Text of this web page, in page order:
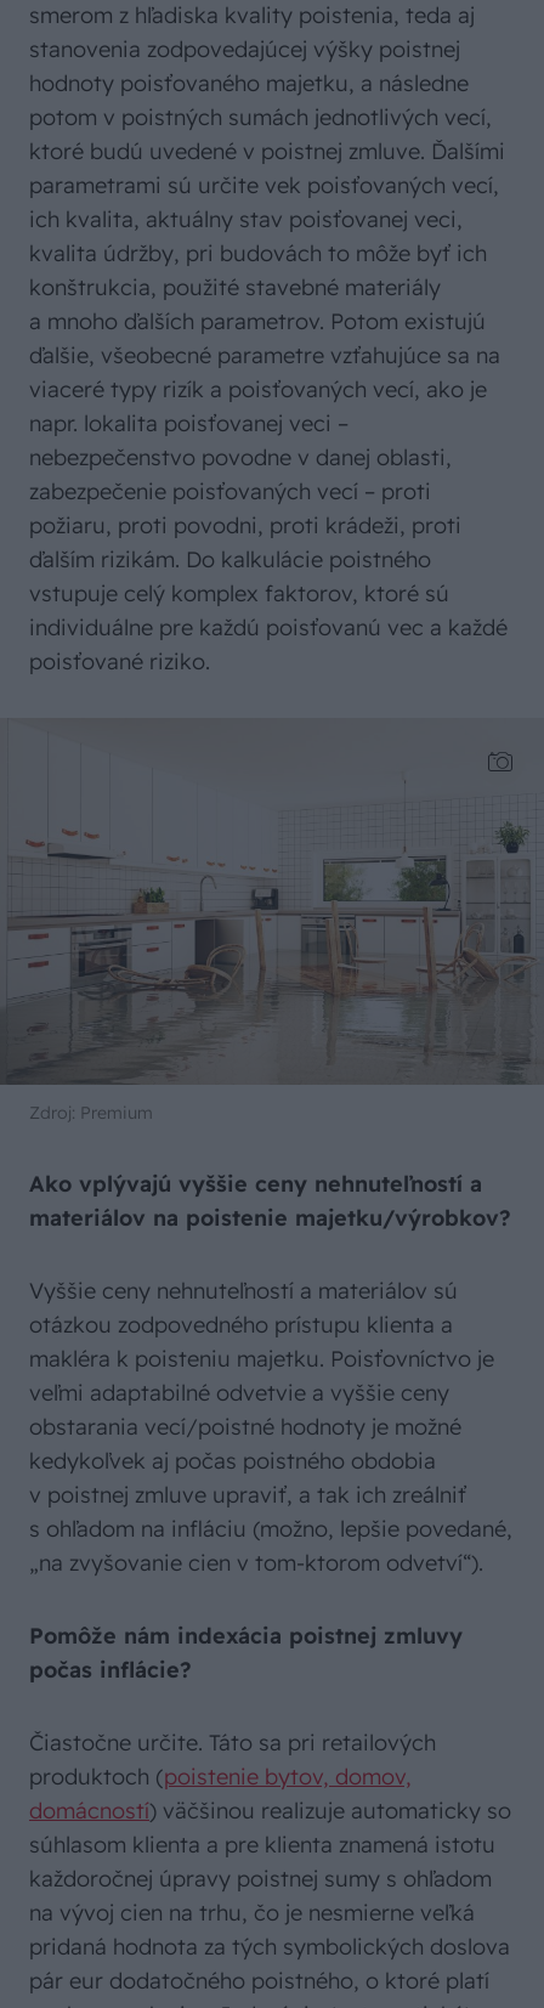
smerom z hľadiska kvality poistenia, teda aj
stanovenia zodpovedajúcej výšky poistnej
hodnoty poisťovaného majetku, a následne
potom v poistných sumách jednotlivých vecí,
ktoré budú uvedené v poistnej zmluve. Ďalšími
parametrami sú určite vek poisťovaných vecí,
ich kvalita, aktuálny stav poisťovanej veci,
kvalita údržby, pri budovách to môže byť ich
konštrukcia, použité stavebné materiály
a mnoho ďalších parametrov. Potom existujú
ďalšie, všeobecné parametre vzťahujúce sa na
viaceré typy rizík a poisťovaných vecí, ako je
napr. lokalita poisťovanej veci –
nebezpečenstvo povodne v danej oblasti,
zabezpečenie poisťovaných vecí – proti
požiaru, proti povodni, proti krádeži, proti
ďalším rizikám. Do kalkulácie poistného
vstupuje celý komplex faktorov, ktoré sú
individuálne pre každú poisťovanú vec a každé
poisťované riziko.
Zdroj: Premium
Ako vplývajú vyššie ceny nehnuteľností a
materiálov na poistenie majetku/výrobkov?
Vyššie ceny nehnuteľností a materiálov sú
otázkou zodpovedného prístupu klienta a
makléra k poisteniu majetku. Poisťovníctvo je
veľmi adaptabilné odvetvie a vyššie ceny
obstarania vecí/poistné hodnoty je možné
kedykoľvek aj počas poistného obdobia
v poistnej zmluve upraviť, a tak ich zreálniť
s ohľadom na infláciu (možno, lepšie povedané,
„na zvyšovanie cien v tom-ktorom odvetví“).
Pomôže nám indexácia poistnej zmluvy
počas inflácie?
Čiastočne určite. Táto sa pri retailových
produktoch (poistenie bytov, domov,
domácností) väčšinou realizuje automaticky so
súhlasom klienta a pre klienta znamená istotu
každoročnej úpravy poistnej sumy s ohľadom
na vývoj cien na trhu, čo je nesmierne veľká
pridaná hodnota za tých symbolických doslova
pár eur dodatočného poistného, o ktoré platí